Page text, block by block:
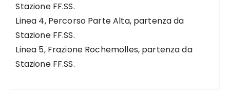
Stazione FF.SS.
Linea 4, Percorso Parte Alta, partenza da
Stazione FF.SS.
Linea 5, Frazione Rochemolles, partenza da
Stazione FF.SS.